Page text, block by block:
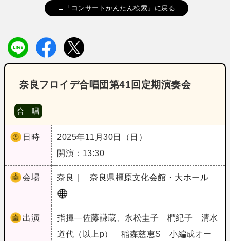
←「コンサートかんたん検索」に戻る
奈良フロイデ合唱団第41回定期演奏会
合 唱
日時
2025年11月30日（日）
開演：13:30
会場 奈良｜ 奈良県橿原文化会館・大ホール
出演
指揮―佐藤謙蔵、永松圭子 椚紀子 清水
道代（以上p） 稲森慈恵S 小編成オー